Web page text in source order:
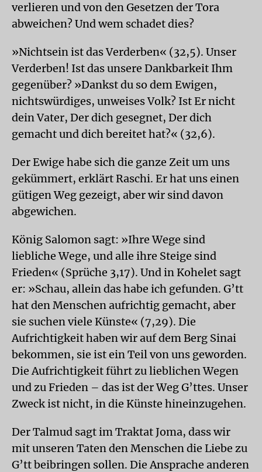
verlieren und von den Gesetzen der Tora
abweichen? Und wem schadet dies?
»Nichtsein ist das Verderben« (32,5). Unser
Verderben! Ist das unsere Dankbarkeit Ihm
gegenüber? »Dankst du so dem Ewigen,
nichtswürdiges, unweises Volk? Ist Er nicht
dein Vater, Der dich gesegnet, Der dich
gemacht und dich bereitet hat?« (32,6).
Der Ewige habe sich die ganze Zeit um uns
gekümmert, erklärt Raschi. Er hat uns einen
gütigen Weg gezeigt, aber wir sind davon
abgewichen.
König Salomon sagt: »Ihre Wege sind
liebliche Wege, und alle ihre Steige sind
Frieden« (Sprüche 3,17). Und in Kohelet sagt
er: »Schau, allein das habe ich gefunden. G’tt
hat den Menschen aufrichtig gemacht, aber
sie suchen viele Künste« (7,29). Die
Aufrichtigkeit haben wir auf dem Berg Sinai
bekommen, sie ist ein Teil von uns geworden.
Die Aufrichtigkeit führt zu lieblichen Wegen
und zu Frieden – das ist der Weg G’ttes. Unser
Zweck ist nicht, in die Künste hineinzugehen.
Der Talmud sagt im Traktat Joma, dass wir
mit unseren Taten den Menschen die Liebe zu
G’tt beibringen sollen. Die Ansprache anderen